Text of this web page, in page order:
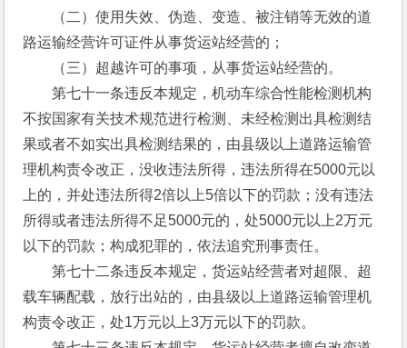
（二）使用失效、伪造、变造、被注销等无效的道
路运输经营许可证件从事货运站经营的；
（三）超越许可的事项，从事货运站经营的。
第七十一条违反本规定，机动车综合性能检测机构
不按国家有关技术规范进行检测、未经检测出具检测结
果或者不如实出具检测结果的，由县级以上道路运输管
理机构责令改正，没收违法所得，违法所得在5000元以
上的，并处违法所得2倍以上5倍以下的罚款；没有违法
所得或者违法所得不足5000元的，处5000元以上2万元
以下的罚款；构成犯罪的，依法追究刑事责任。
第七十二条违反本规定，货运站经营者对超限、超
载车辆配载，放行出站的，由县级以上道路运输管理机
构责令改正，处1万元以上3万元以下的罚款。